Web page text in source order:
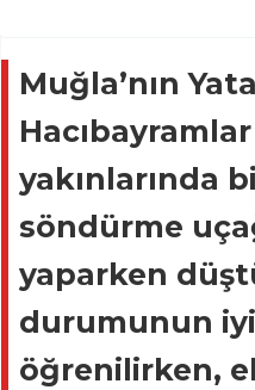
Muğla’nın
yakınlarında
söndürme
yaparken
durumunun
öğrenilirken,